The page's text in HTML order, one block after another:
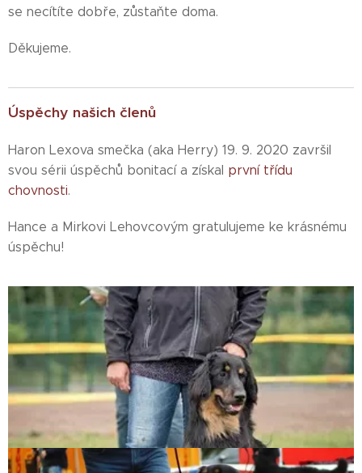
se necítíte dobře, zůstaňte doma.
Děkujeme.
Úspěchy našich členů
Haron Lexova smečka (aka Herry) 19. 9. 2020 završil
svou sérii úspěchů bonitací a získal první třídu
chovnosti.
Hance a Mirkovi Lehovcovým gratulujeme ke krásnému
úspěchu!